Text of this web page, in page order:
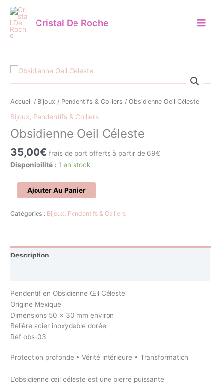
contenu
Cristal De Roche
Accueil / Bijoux / Pendentifs & Colliers / Obsidienne Oeil Céleste
Bijoux, Pendentifs & Colliers
Obsidienne Oeil Céleste
35,00€ frais de port offerts à partir de 69€
Disponibilité : 1 en stock
quantité
de
Oeil
Céleste
Ajouter Au Panier
Catégories : Bijoux, Pendentifs & Colliers
Description
Pendentif en Obsidienne Œil Céleste
Origine Mexique
Dimensions 50 x 30 mm environ
Bélière acier inoxydable dorée
Réf obs-03
Protection profonde • Vérité intérieure • Transformation
L’obsidienne œil céleste est une pierre puissante